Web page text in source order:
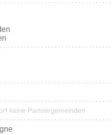
keine Partnergemeinden